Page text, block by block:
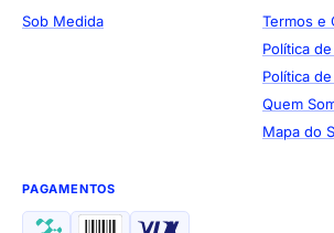
Sob Medida
Termos e
Política
Política
Quem
Mapa do
PAGAMENTOS